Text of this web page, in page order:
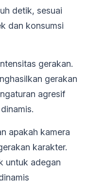
detik, sesuai
dan konsumsi
gerakan.
gerakan
agresif
apakah kamera
karakter.
untuk adegan